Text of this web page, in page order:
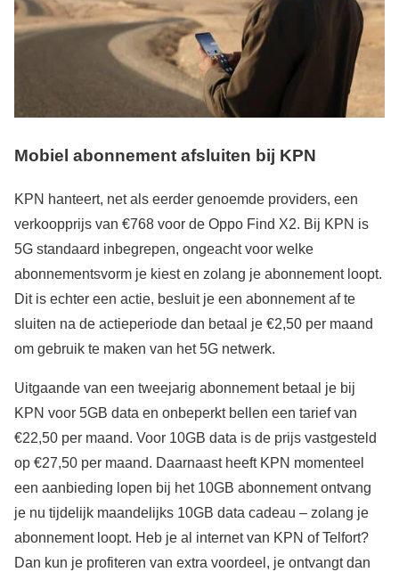
Mobiel abonnement afsluiten bij KPN
KPN hanteert, net als eerder genoemde providers, een
verkoopprijs van €768 voor de Oppo Find X2. Bij KPN is
5G standaard inbegrepen, ongeacht voor welke
abonnementsvorm je kiest en zolang je abonnement loopt.
Dit is echter een actie, besluit je een abonnement af te
sluiten na de actieperiode dan betaal je €2,50 per maand
om gebruik te maken van het 5G netwerk.
Uitgaande van een tweejarig abonnement betaal je bij
KPN voor 5GB data en onbeperkt bellen een tarief van
€22,50 per maand. Voor 10GB data is de prijs vastgesteld
op €27,50 per maand. Daarnaast heeft KPN momenteel
een aanbieding lopen bij het 10GB abonnement ontvang
je nu tijdelijk maandelijks 10GB data cadeau – zolang je
abonnement loopt. Heb je al internet van KPN of Telfort?
Dan kun je profiteren van extra voordeel, je ontvangt dan